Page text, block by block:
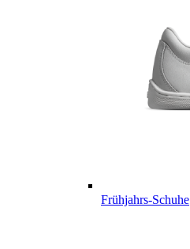
Frühjahrs-Schuhe